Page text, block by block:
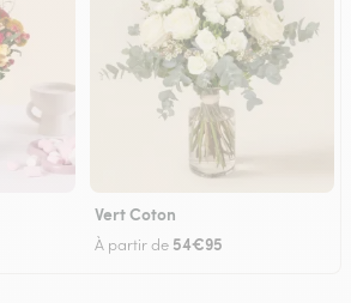
Vert Coton
À partir de 54€95